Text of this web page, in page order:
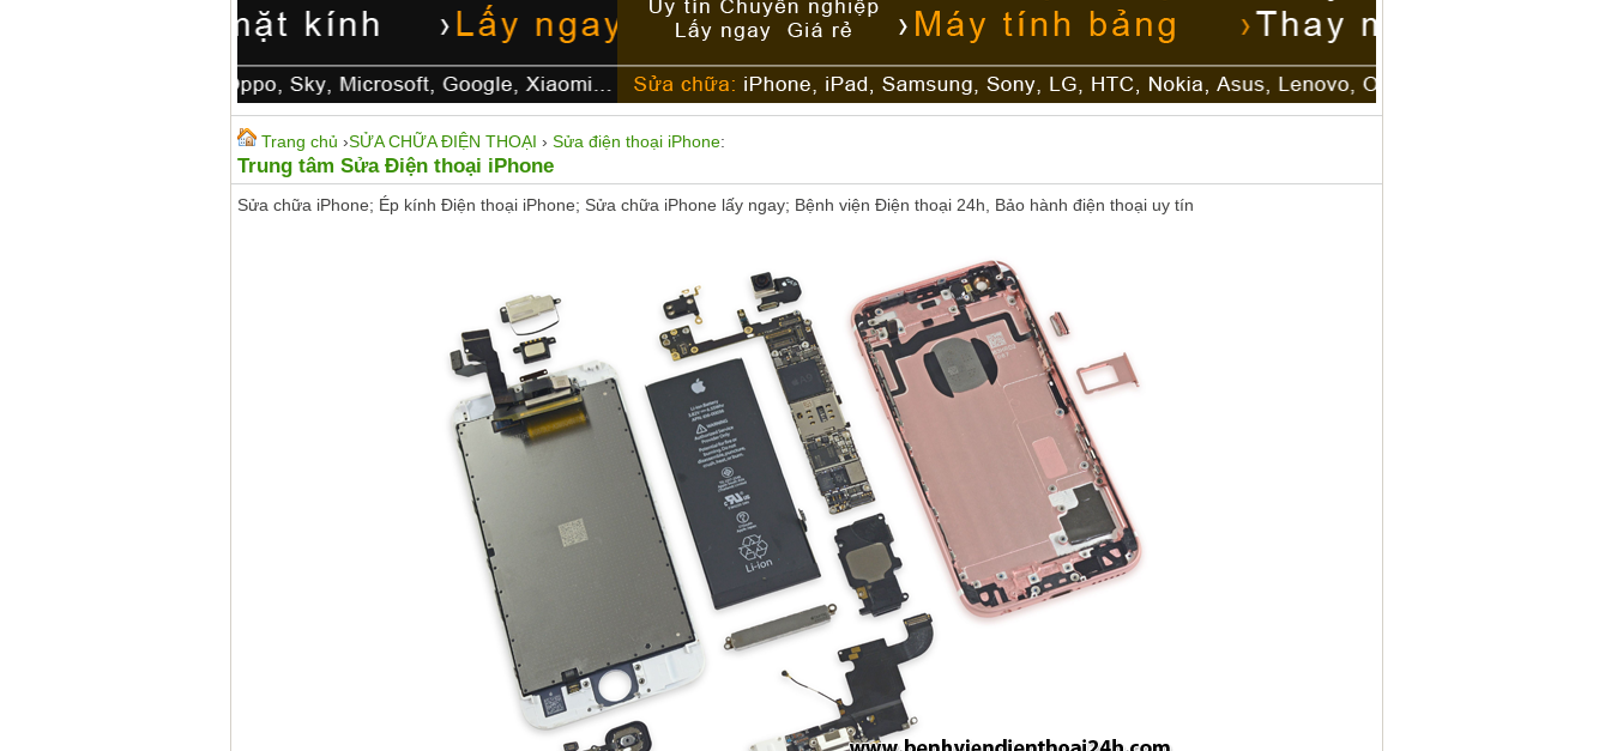
Trang chủ ›SỬA CHỮA ĐIỆN THOẠI › Sửa điện thoại iPhone:
Trung tâm Sửa Điện thoại iPhone
Sửa chữa iPhone; Ép kính Điện thoại iPhone; Sửa chữa iPhone lấy ngay; Bệnh viện Điện thoại 24h, Bảo hành điện thoại uy tín